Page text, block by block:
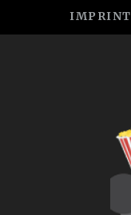
IMPRINT